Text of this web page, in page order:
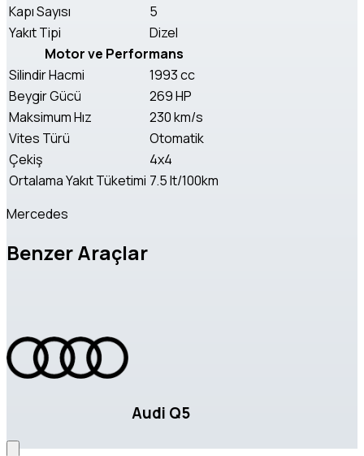
Kapı Sayısı
5
Yakıt Tipi
Dizel
Motor ve Performans
Silindir Hacmi
1993 cc
Beygir Gücü
269 HP
Maksimum Hız
230 km/s
Vites Türü
Otomatik
Çekiş
4x4
Ortalama Yakıt Tüketimi 7.5 lt/100km
Mercedes
Benzer Araçlar
Audi Q5